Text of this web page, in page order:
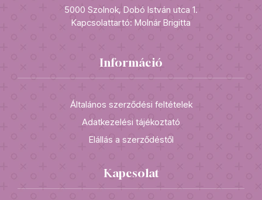
5000 Szolnok, Dobó István utca 1.
Kapcsolattartó: Molnár Brigitta
Információ
Általános szerződési feltételek
Adatkezelési tájékoztató
Elállás a szerződéstől
Kapcsolat